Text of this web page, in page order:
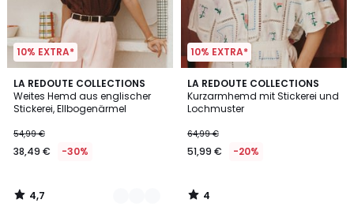
10% EXTRA*
LA REDOUTE COLLECTIONS
Weites Hemd aus englischer
Stickerei, Ellbogenärmel
54,99 €
38,49 € -30%
4,7
/ 5
3
Farben
4,7
/
10% EXTRA*
LA REDOUTE COLLECTIONS
Kurzarmhemd mit Stickerei und
Lochmuster
64,99 €
51,99 € -20%
4
/
5
4
/